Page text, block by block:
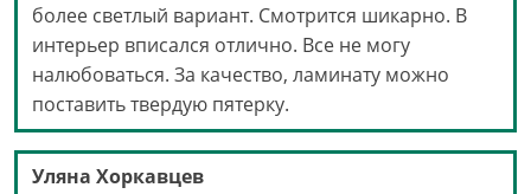
более светлый вариант. Смотрится шикарно. В
интерьер вписался отлично. Все не могу
налюбоваться. За качество, ламинату можно
поставить твердую пятерку.
Уляна Хоркавцев